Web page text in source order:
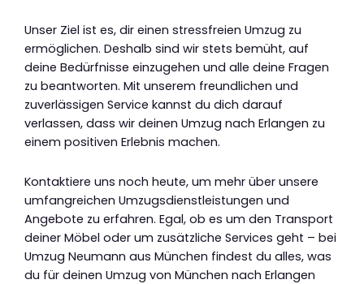
Unser Ziel ist es, dir einen stressfreien Umzug zu
ermöglichen. Deshalb sind wir stets bemüht, auf
deine Bedürfnisse einzugehen und alle deine Fragen
zu beantworten. Mit unserem freundlichen und
zuverlässigen Service kannst du dich darauf
verlassen, dass wir deinen Umzug nach Erlangen zu
einem positiven Erlebnis machen.
Kontaktiere uns noch heute, um mehr über unsere
umfangreichen Umzugsdienstleistungen und
Angebote zu erfahren. Egal, ob es um den Transport
deiner Möbel oder um zusätzliche Services geht – bei
Umzug Neumann aus München findest du alles, was
du für deinen Umzug von München nach Erlangen